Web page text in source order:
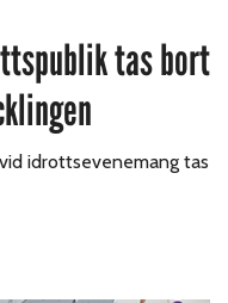
tas bort
idrottsevenemang tas